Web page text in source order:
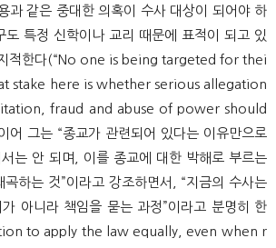
과 같은 중대한 의혹이 수사 대상이 되어야 하
도 특정 신학이나 교리 때문에 표적이 되고 있
지적한다(“No one is being targeted for thei
stake here is whether serious allegation
fraud and abuse of power should
그는 “종교가 관련되어 있다는 이유만으로
는 안 되며, 이를 종교에 대한 박해로 부르는
하는 것”이라고 강조하면서, “지금의 수사는
아니라 책임을 묻는 과정”이라고 분명히 한
to apply the law equally, even when r